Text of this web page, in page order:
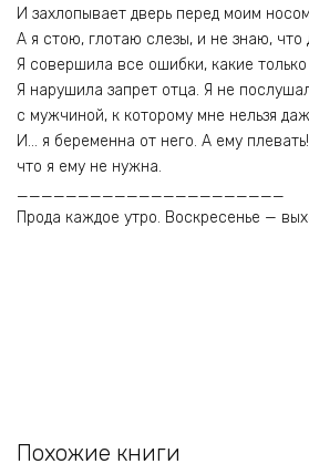
И захлопывает дверь перед моим
А я стою, глотаю слезы, и не знаю, что
Я совершила все ошибки, какие только
Я нарушила запрет отца. Я не
с мужчиной, к которому мне нельзя
И… я беременна от него. А ему
что я ему не нужна.
______________________
Прода каждое утро. Воскресенье —
Похожие книги